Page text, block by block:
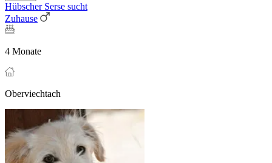
Hübscher Serse sucht
Zuhause
4 Monate
Oberviechtach